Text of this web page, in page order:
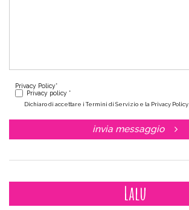
Privacy Policy*
Privacy policy *
Dichiaro di accettare i Termini di Servizio e la Privacy Policy
invia messaggio
Lalu